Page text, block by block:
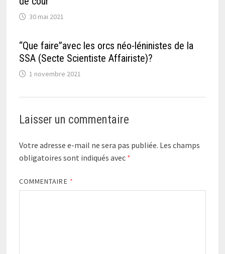
30 mai 2021
“Que faire”avec les orcs néo-léninistes de la
SSA (Secte Scientiste Affairiste)?
1 novembre 2021
Laisser un commentaire
Votre adresse e-mail ne sera pas publiée. Les champs
obligatoires sont indiqués avec *
COMMENTAIRE *